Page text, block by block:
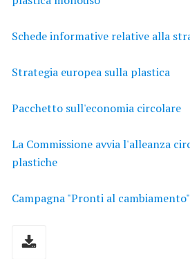
Schede informative relative alla
Strategia europea sulla plastica
Pacchetto sull'economia circolare
La Commissione avvia l'alleanza
plastiche
Campagna "Pronti al cambiamento"